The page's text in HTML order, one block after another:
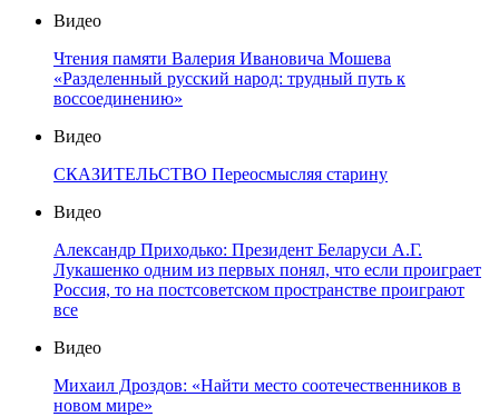
Видео
Чтения памяти Валерия Ивановича Мошева
«Разделенный русский народ: трудный путь к
воссоединению»
Видео
СКАЗИТЕЛЬСТВО Переосмысляя старину
Видео
Александр Приходько: Президент Беларуси А.Г.
Лукашенко одним из первых понял, что если проиграет
Россия, то на постсоветском пространстве проиграют
все
Видео
Михаил Дроздов: «Найти место соотечественников в
новом мире»